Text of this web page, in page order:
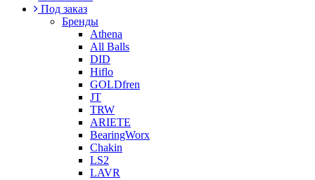
Под заказ
Бренды
Athena
All Balls
DID
Hiflo
GOLDfren
JT
TRW
ARIETE
BearingWorx
Chakin
LS2
LAVR